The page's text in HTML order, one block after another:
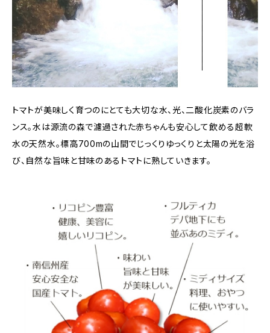
トマトが美味しく育つのにとても大切な水、光、二酸化炭素のバラ
ンス。水は源流の森で濾過された赤ちゃんも安心して飲める超軟
水の天然水。標高700mの山間でじっくりゆっくりと太陽の光を浴
び、自然な旨味と甘味のあるトマトに熟していきます。